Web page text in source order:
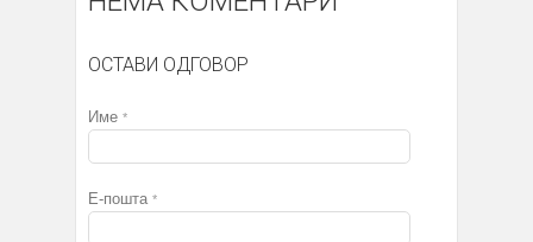
ОСТАВИ ОДГОВОР
Име *
Е-пошта *